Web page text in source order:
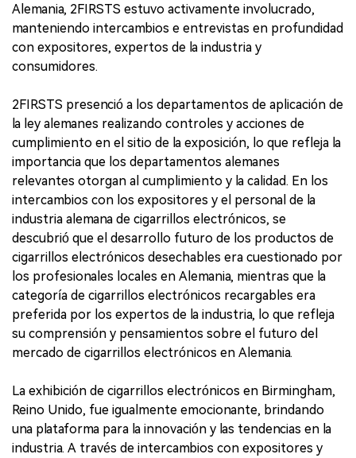
Alemania, 2FIRSTS estuvo activamente involucrado,
manteniendo intercambios e entrevistas en profundidad
con expositores, expertos de la industria y
consumidores.
2FIRSTS presenció a los departamentos de aplicación de
la ley alemanes realizando controles y acciones de
cumplimiento en el sitio de la exposición, lo que refleja la
importancia que los departamentos alemanes
relevantes otorgan al cumplimiento y la calidad. En los
intercambios con los expositores y el personal de la
industria alemana de cigarrillos electrónicos, se
descubrió que el desarrollo futuro de los productos de
cigarrillos electrónicos desechables era cuestionado por
los profesionales locales en Alemania, mientras que la
categoría de cigarrillos electrónicos recargables era
preferida por los expertos de la industria, lo que refleja
su comprensión y pensamientos sobre el futuro del
mercado de cigarrillos electrónicos en Alemania.
La exhibición de cigarrillos electrónicos en Birmingham,
Reino Unido, fue igualmente emocionante, brindando
una plataforma para la innovación y las tendencias en la
industria. A través de intercambios con expositores y